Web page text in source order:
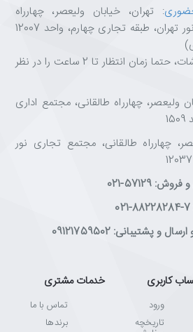
: تهران، خیابان ولیعصر، چهارراه
طالقانی، مجتمع تجاری نور تهران، طبقه تجاری چهارم، واحد 12007
(به علت حجم بالای سفارشات، حتما زمان انتظار تا 2 ساعت را در نظر
ولیعصر، چهارراه طالقانی، مجتمع اداری
چهارراه طالقانی، مجتمع تجاری نور
57129-021
پشتیبانی: 09121759502
کاربری
ورود
تاریخچه
خدمات مشتری
تماس با ما
برندها